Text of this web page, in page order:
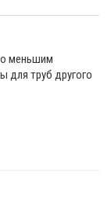
меньшим
для труб другого